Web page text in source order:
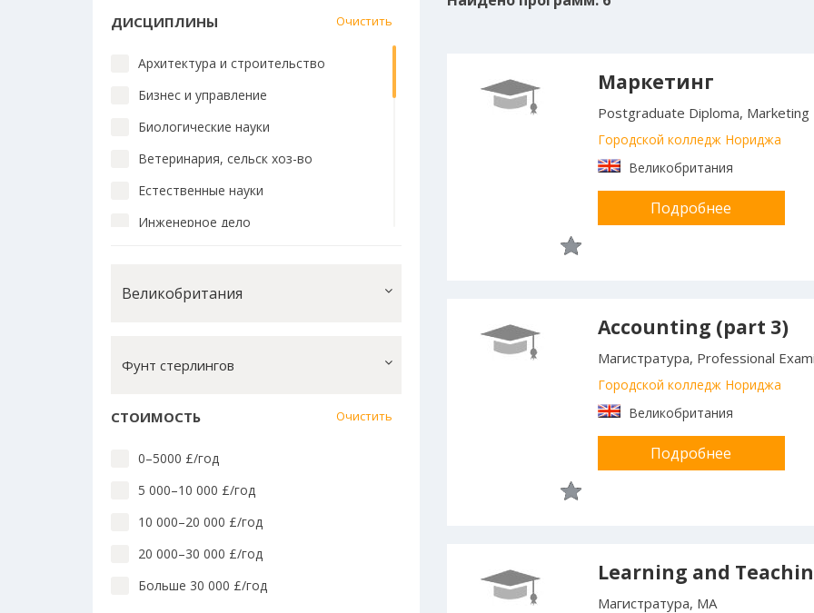
ДИСЦИПЛИНЫ Очистить
Архитектура и строительство
Бизнес и управление
Биологические науки
Ветеринария, сельск хоз-во
Естественные науки
Инженерное дело
История и философия
Медицина и стоматология
Великобритания
Фунт стерлингов
СТОИМОСТЬ Очистить
0–5000 £/год
5 000–10 000 £/год
10 000–20 000 £/год
20 000–30 000 £/год
Больше 30 000 £/год
Маркетинг
Postgraduate Diploma, Marketing
Городской колледж Нориджа
Великобритания
Подробнее
Accounting (part 3)
Магистратура, Professional
Городской колледж Нориджа
Великобритания
Подробнее
Learning and
Магистратура, MA